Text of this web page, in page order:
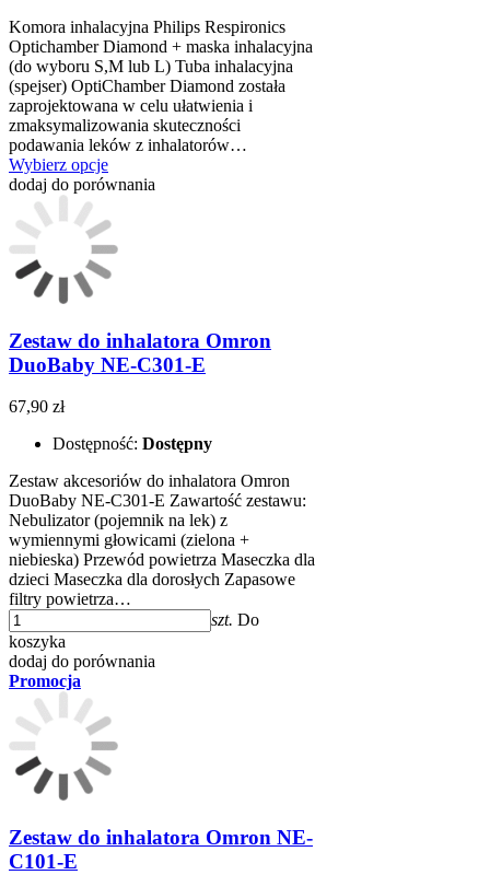
Komora inhalacyjna Philips Respironics
Optichamber Diamond + maska inhalacyjna
(do wyboru S,M lub L) Tuba inhalacyjna
(spejser) OptiChamber Diamond została
zaprojektowana w celu ułatwienia i
zmaksymalizowania skuteczności
podawania leków z inhalatorów…
Wybierz opcje
dodaj do porównania
Zestaw do inhalatora Omron
DuoBaby NE-C301-E
67,90 zł
Dostępność: Dostępny
Zestaw akcesoriów do inhalatora Omron
DuoBaby NE-C301-E Zawartość zestawu:
Nebulizator (pojemnik na lek) z
wymiennymi głowicami (zielona +
niebieska) Przewód powietrza Maseczka dla
dzieci Maseczka dla dorosłych Zapasowe
filtry powietrza…
szt. Do
koszyka
dodaj do porównania
Promocja
Zestaw do inhalatora Omron NE-
C101-E